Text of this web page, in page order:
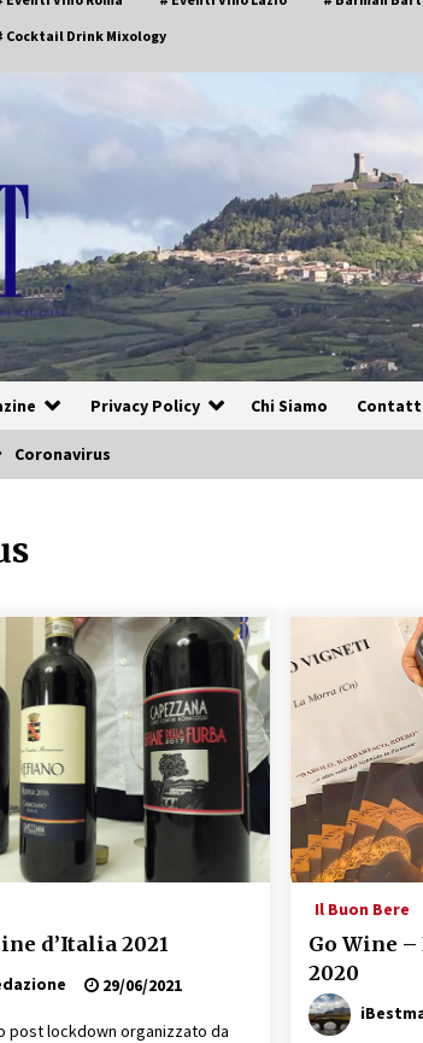
Cocktail Drink Mixology
Privacy Policy Chi Siamo
– Tesori di Toscana
2019
Coronavirus
d’Italia 2021
29/06/2021
post lockdown organizzato da
Il Buon Bere
Go Wine –
2020